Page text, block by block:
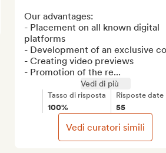
Our advantages:
- Placement on all known digital
platforms
- Development of an exclusive
- Creating video previews
- Promotion of the re...
Vedi di più
Tasso di risposta
100%
Risposte date
55
Vedi curatori simili